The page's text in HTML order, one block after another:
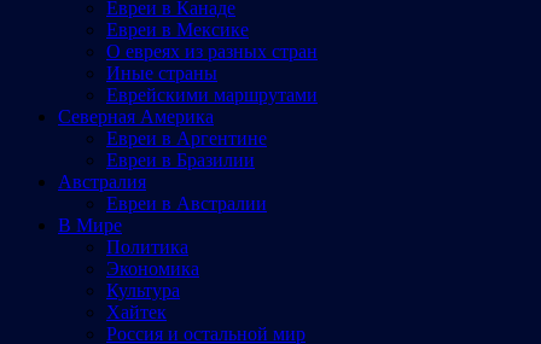
Евреи в Канаде
Евреи в Мексике
О евреях из разных стран
Иные страны
Еврейскими маршрутами
Северная Америка
Евреи в Аргентине
Евреи в Бразилии
Австралия
Евреи в Австралии
В Мире
Политика
Экономика
Культура
Хайтек
Россия и остальной мир